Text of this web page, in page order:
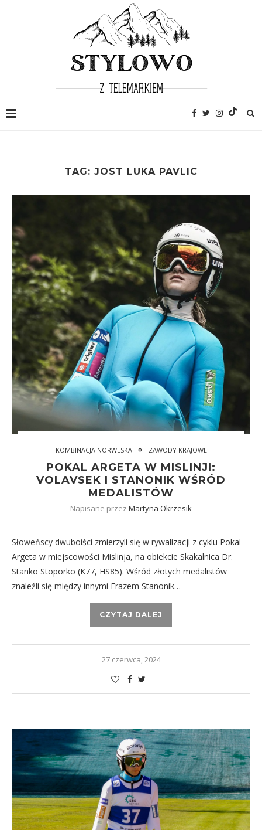
TAG: JOST LUKA PAVLIC
KOMBINACJA NORWESKA ZAWODY KRAJOWE
POKAL ARGETA W MISLINJI:
VOLAVSEK I STANONIK WŚRÓD
MEDALISTÓW
Napisane przez Martyna Okrzesik
Słoweńscy dwuboiści zmierzyli się w rywalizacji z cyklu Pokal
Argeta w miejscowości Mislinja, na obiekcie Skakalnica Dr.
Stanko Stoporko (K77, HS85). Wśród złotych medalistów
znaleźli się między innymi Erazem Stanonik…
CZYTAJ DALEJ
27 czerwca, 2024